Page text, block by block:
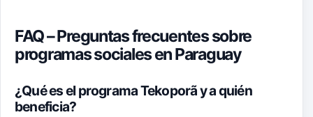
FAQ – Preguntas frecuentes sobre
programas sociales en Paraguay
¿Qué es el programa Tekoporã y a quién
beneficia?